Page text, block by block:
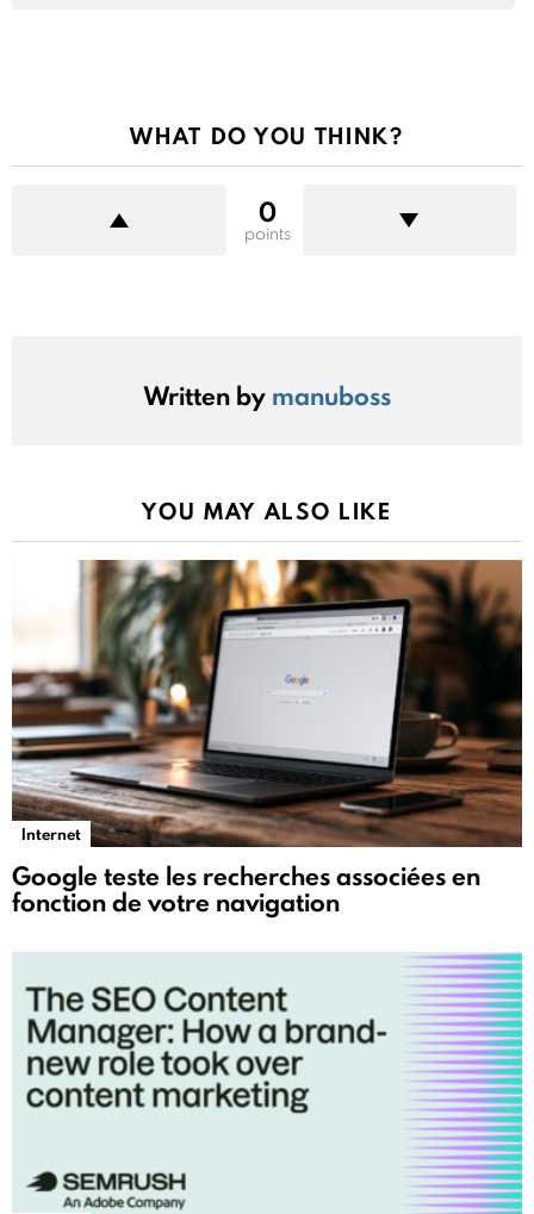
WHAT DO YOU THINK?
0
points
Written by manuboss
YOU MAY ALSO LIKE
Internet
Google teste les recherches associées en
fonction de votre navigation